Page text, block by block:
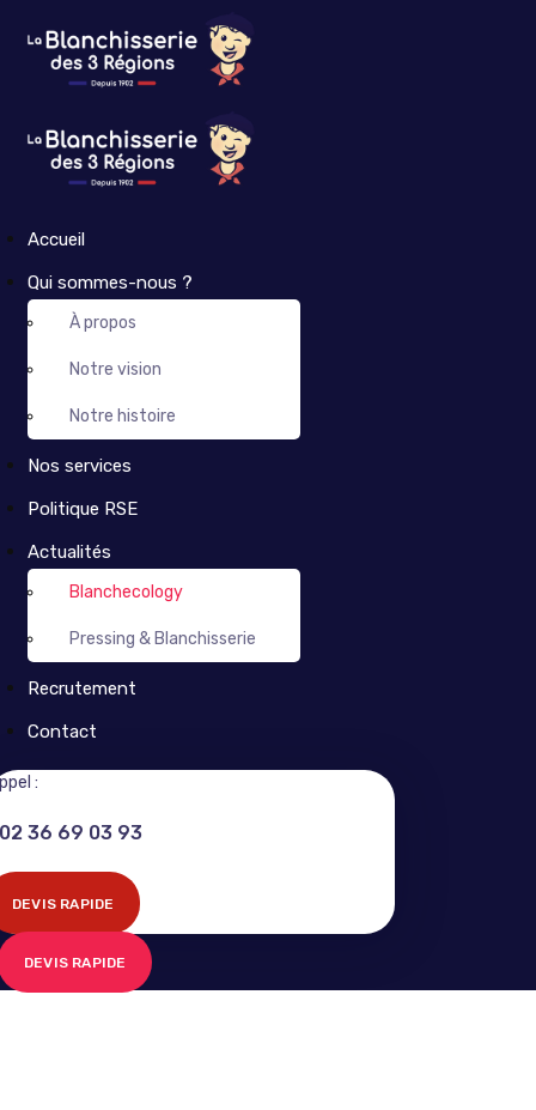
Accueil
Qui sommes-nous ?
À propos
Notre vision
Notre histoire
Nos services
Politique RSE
Actualités
Blanchecology
Pressing & Blanchisserie
Recrutement
Contact
:
02 36 69 03 93
DEVIS RAPIDE
DEVIS RAPIDE